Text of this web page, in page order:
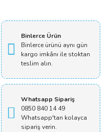
Binlerce Ürün
Binlerce ürünü aynı gün
kargo imkânı ile stoktan
teslim alın.
Whatsapp Sipariş
0850 840 14 49
Whatsapp'tan kolayca
sipariş verin.